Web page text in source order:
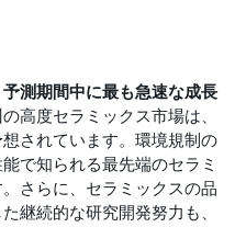
測期間中に最も急速な成長
高度セラミックス市場は、
されています。環境規制の
で知られる最先端のセラミ
さらに、セラミックスの品
継続的な研究開発努力も、